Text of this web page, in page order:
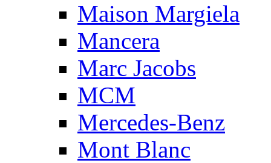
Maison Margiela
Mancera
Marc Jacobs
MCM
Mercedes-Benz
Mont Blanc